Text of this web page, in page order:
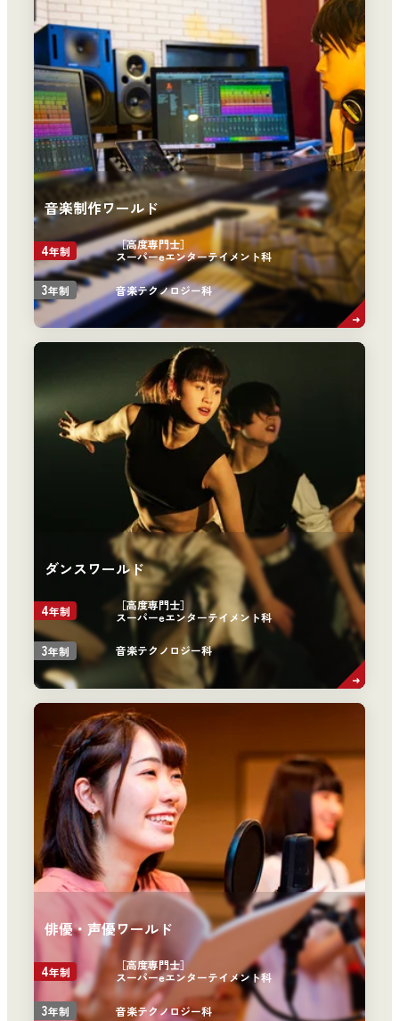
音楽制作ワールド
4年制
［高度専門士］
スーパーeエンターテイメント科
3年制 音楽テクノロジー科
ダンスワールド
4年制
［高度専門士］
スーパーeエンターテイメント科
3年制 音楽テクノロジー科
俳優・声優ワールド
4年制
［高度専門士］
スーパーeエンターテイメント科
3年制 音楽テクノロジー科